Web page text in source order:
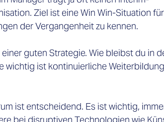
Ziel ist eine Win Win-Situation
der Vergangenheit zu kennen.
guten Strategie. Wie bleibst du in
wichtig ist kontinuierliche
ist entscheidend. Es ist wichtig,